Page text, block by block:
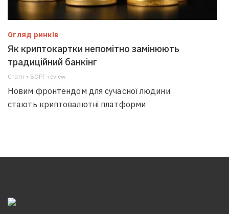
Огляд ринків
Як криптокартки непомітно замінюють
традиційний банкінг
Статті • БОРГ-review
Новим фронтендом для сучасної людини
стають криптовалютні платформи